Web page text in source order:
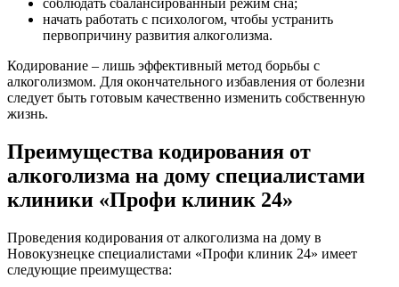
соблюдать сбалансированный режим сна;
начать работать с психологом, чтобы устранить
первопричину развития алкоголизма.
Кодирование – лишь эффективный метод борьбы с
алкоголизмом. Для окончательного избавления от болезни
следует быть готовым качественно изменить собственную
жизнь.
Преимущества кодирования от
алкоголизма на дому специалистами
клиники «Профи клиник 24»
Проведения кодирования от алкоголизма на дому в
Новокузнецке специалистами «Профи клиник 24» имеет
следующие преимущества: